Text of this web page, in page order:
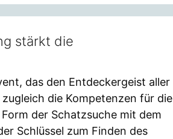
stärkt die
das den Entdeckergeist aller
die Kompetenzen für die
der Schatzsuche mit dem
Schlüssel zum Finden des